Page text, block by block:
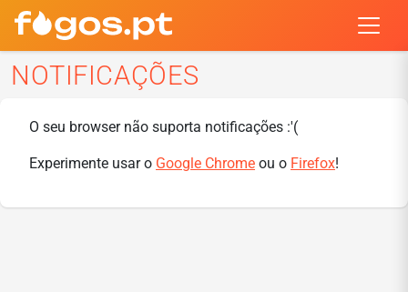
NOTIFICAÇÕES
O seu browser não suporta notificações :'(
Experimente usar o Google Chrome ou o Firefox!